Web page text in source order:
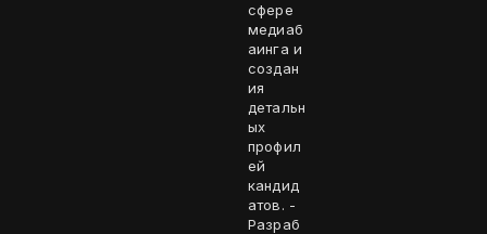
сфере
медиаб
аинга и
создан
ия
детальн
ых
профил
ей
кандид
атов. -
Разраб